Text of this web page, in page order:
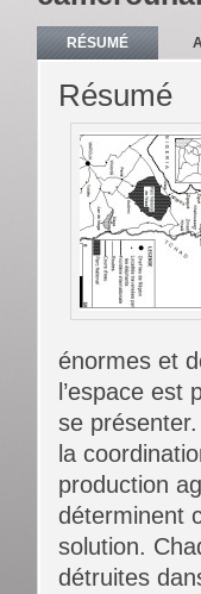
RÉSUMÉ
Résumé
énormes et
l’espace
se
la
production
déterminent
solution.
détruites